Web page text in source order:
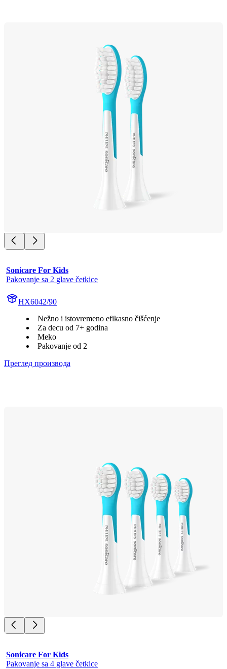
Sonicare For Kids
Pakovanje sa 2 glave četkice
HX6042/90
Nežno i istovremeno efikasno čišćenje
Za decu od 7+ godina
Meko
Pakovanje od 2
Преглед производа
Sonicare For Kids
Pakovanje sa 4 glave četkice